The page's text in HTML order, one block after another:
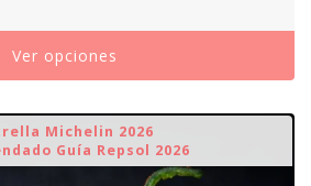
Ver opciones
Michelin 2026
Guía Repsol 2026